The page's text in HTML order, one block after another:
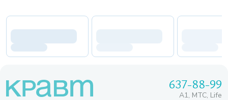
637-88-99
A1, МТС, Life